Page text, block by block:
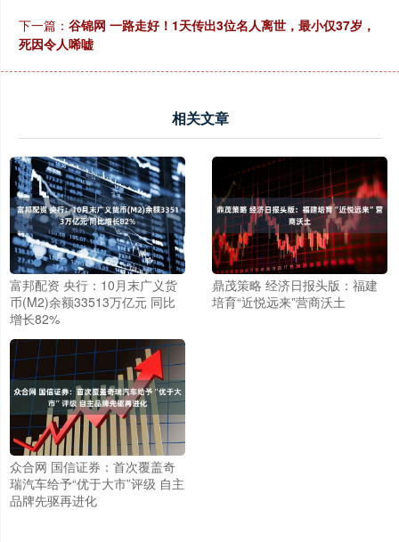
下一篇： 谷锦网 一路走好！1天传出3位名人离世，最小仅37岁，
死因令人唏嘘
相关文章
富邦配资 央行：10月末广义货
币(M2)余额33513万亿元 同比
增长82%
鼎茂策略 经济日报头版：福建
培育“近悦远来”营商沃土
众合网 国信证券：首次覆盖奇
瑞汽车给予“优于大市”评级 自主
品牌先驱再进化